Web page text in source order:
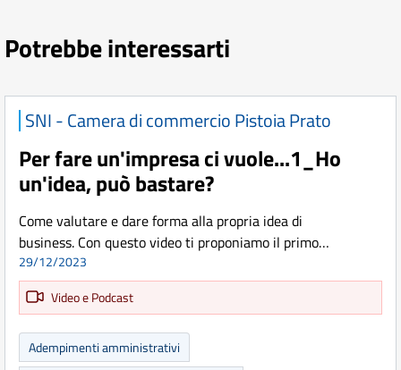
Potrebbe interessarti
SNI - Camera di commercio Pistoia Prato
Per fare un'impresa ci vuole...1_Ho
un'idea, può bastare?
Come valutare e dare forma alla propria idea di
business. Con questo video ti proponiamo il primo…
29/12/2023
Video e Podcast
Adempimenti amministrativi